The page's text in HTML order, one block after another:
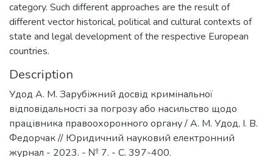
category. Such different approaches are the result of
different vector historical, political and cultural contexts of
state and legal development of the respective European
countries.
Description
Удод А. М. Зарубіжний досвід кримінальної
відповідальності за погрозу або насильство щодо
працівника правоохоронного органу / А. М. Удод, І. В.
Федорчак // Юридичний науковий електронний
журнал - 2023. - № 7. - С. 397-400.